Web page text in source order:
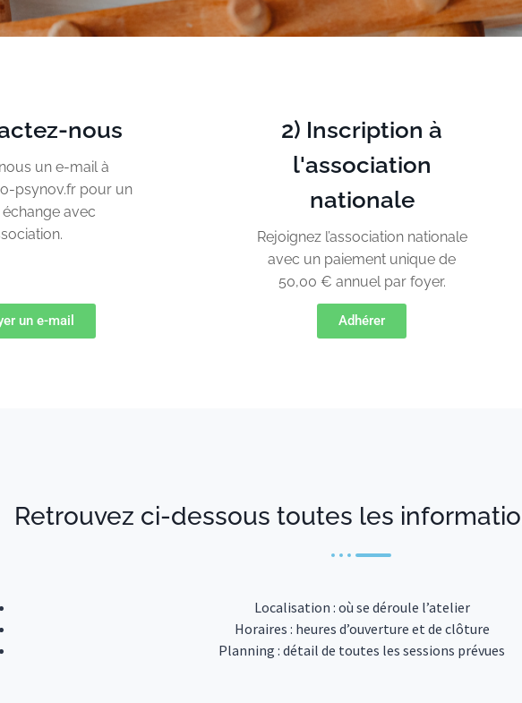
nous
un e-mail à
psynov.fr pour un
avec
2) Inscription à
l'association
nationale
Rejoignez l’association nationale
avec un paiement unique de
50,00 € annuel par foyer.
un e-mail Adhérer
Retrouvez ci-dessous toutes les
Localisation : où se déroule l’atelier
Horaires : heures d’ouverture et de clôture
Planning : détail de toutes les sessions prévues